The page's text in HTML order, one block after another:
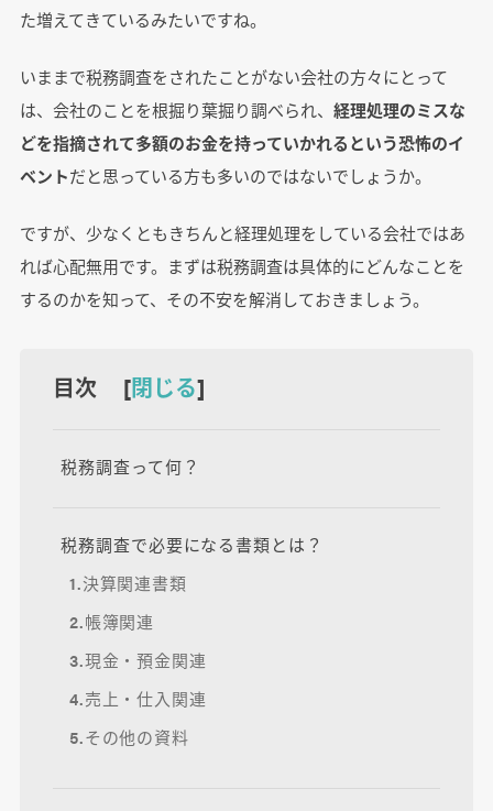
た増えてきているみたいですね。
いままで税務調査をされたことがない会社の方々にとって
は、会社のことを根掘り葉掘り調べられ、 経理処理のミスな
どを指摘されて多額のお金を持っていかれるという恐怖のイ
ベントだと思っている方も多いのではないでしょうか。
ですが、少なくともきちんと経理処理をしている会社ではあ
れば心配無用です。まずは税務調査は具体的にどんなことを
するのかを知って、その不安を解消しておきましょう。
目次 [閉じる]
税務調査って何？
税務調査で必要になる書類とは？
1.決算関連書類
2.帳簿関連
3.現金・預金関連
4.売上・仕入関連
5.その他の資料